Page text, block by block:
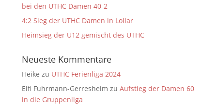
bei den UTHC Damen 40-2
4:2 Sieg der UTHC Damen in Lollar
Heimsieg der U12 gemischt des UTHC
Neueste Kommentare
Heike zu UTHC Ferienliga 2024
Elfi Fuhrmann-Gerresheim zu Aufstieg der Damen 60
in die Gruppenliga